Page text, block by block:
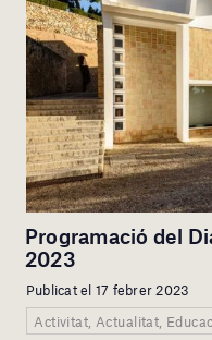
Programació del
2023
Publicat el 17 febrer 2023
Activitat, Actualitat,